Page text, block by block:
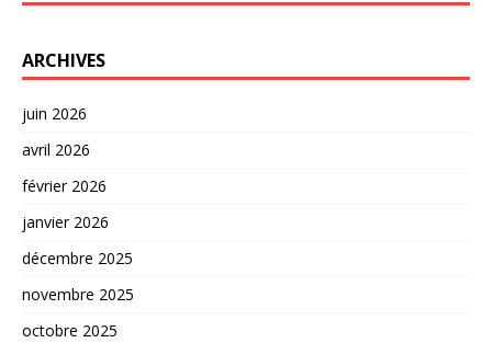
ARCHIVES
juin 2026
avril 2026
février 2026
janvier 2026
décembre 2025
novembre 2025
octobre 2025